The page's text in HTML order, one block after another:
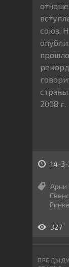
союз.
2008 г.
14-3-
Арни
327